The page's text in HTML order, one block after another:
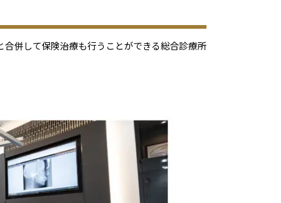
併して保険治療も行うことができる総合診療所